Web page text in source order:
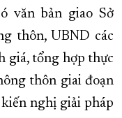
ĐIỆN
TỈNH KHÁNH HÒA
văn bản giao Sở
thôn, UBND các
giá, tổng hợp thực
thôn giai đoạn
nghị giải pháp